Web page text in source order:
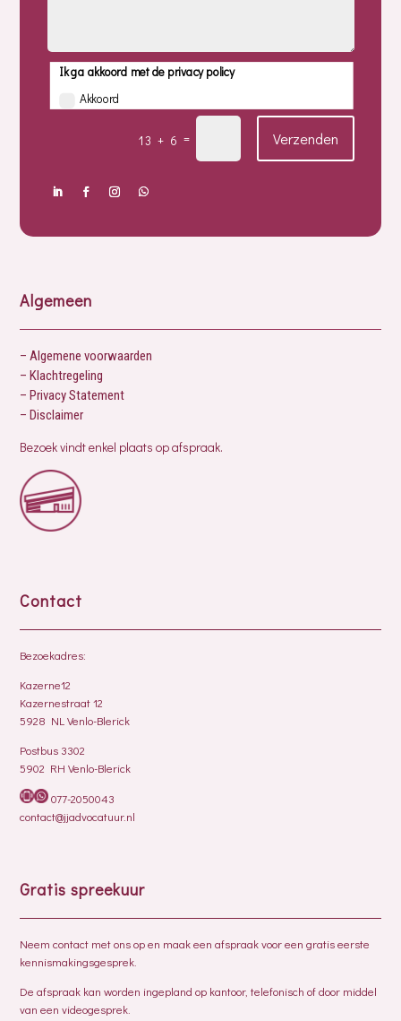
Ik ga akkoord met de privacy policy
Akkoord
13 + 6 = Verzenden
Algemeen
– Algemene voorwaarden
– Klachtregeling
– Privacy Statement
– Disclaimer
Bezoek vindt enkel plaats op afspraak.
Contact
Bezoekadres:
Kazerne12
Kazernestraat 12
5928 NL Venlo-Blerick
Postbus 3302
5902 RH Venlo-Blerick
077-2050043
contact@jjadvocatuur.nl
Gratis spreekuur
Neem contact met ons op en maak een afspraak voor een gratis eerste
kennismakingsgesprek.
De afspraak kan worden ingepland op kantoor, telefonisch of door middel
van een videogesprek.